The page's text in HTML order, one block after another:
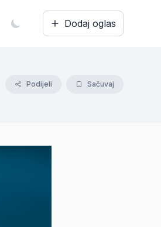
Dodaj oglas
Podijeli Sačuvaj